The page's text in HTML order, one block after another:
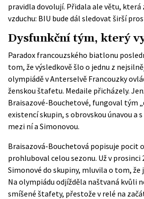
pravidla dovolují. Přidala ale větu, která
vzduchu: BIU bude dál sledovat širší
Dysfunkční tým, který
Paradox francouzského biatlonu
tom, že výsledkově šlo o jednu z
olympiádě v Anterselvě Francouzky
ženskou štafetu. Medaile přicházely.
Braisazové-Bouchetové, fungoval tým
existencí skupin, s obrovskou únavou a
mezi ní a Simonovou.
Braisazová-Bouchetová popisuje pocit
prohluboval celou sezonu. Už v prosinci
Simonové do skupiny, mluvila o tom, že
Na olympiádu odjížděla naštvaná kvůli
smíšené štafety, přestože v relé na